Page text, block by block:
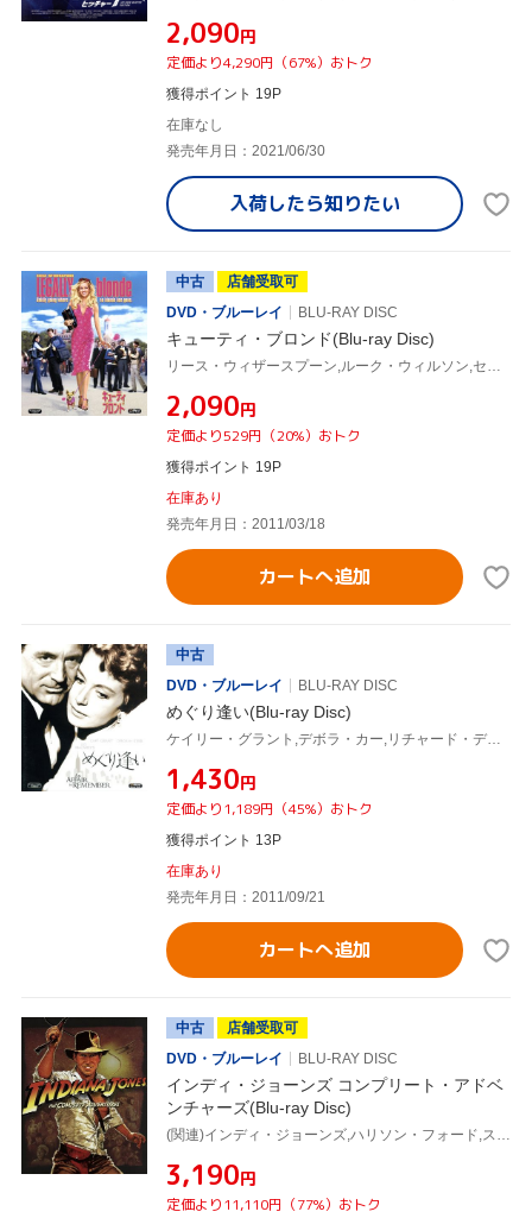
¥2,090円
定価より4,290円（67%）おトク
獲得ポイント 19P
在庫なし
発売年月日：2021/06/30
入荷したら知りたい
中古
店舗受取可
DVD・ブルーレイ
BLU-RAY DISC
キューティ・ブロンド(Blu-ray Disc)
リース・ウィザースプーン,ルーク・ウィルソン,セルマ・ブレア,ロバート・ルケティック(監督),アマンダ・ブラウン(原作),ロルフ・ケント(音楽)
¥2,090円
定価より529円（20%）おトク
獲得ポイント 19P
在庫あり
発売年月日：2011/03/18
カートへ追加
中古
DVD・ブルーレイ
BLU-RAY DISC
めぐり逢い(Blu-ray Disc)
ケイリー・グラント,デボラ・カー,リチャード・デニング,レオ・マッケリー(監督、原作、脚本),ヒューゴ・フリードホーファー(音楽)
¥1,430円
定価より1,189円（45%）おトク
獲得ポイント 13P
在庫あり
発売年月日：2011/09/21
カートへ追加
中古
店舗受取可
DVD・ブルーレイ
BLU-RAY DISC
インディ・ジョーンズ コンプリート・アドベ
ンチャーズ(Blu-ray Disc)
(関連)インディ・ジョーンズ,ハリソン・フォード,スティーヴン・スピルバーグ(監督),ジョージ・ルーカス(製作総指揮、原案)
¥3,190円
定価より11,110円（77%）おトク